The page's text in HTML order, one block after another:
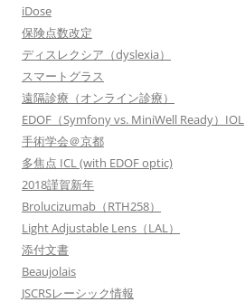
iDose
保険点数改定
ディスレクシア（dyslexia）
スマートグラス
遠隔診療（オンライン診療）
EDOF（Symfony vs. MiniWell Ready）IOL
手術学会＠京都
多焦点 ICL (with EDOF optic)
2018謹賀新年
Brolucizumab（RTH258）
Light Adjustable Lens（LAL）
添付文書
Beaujolais
JSCRSレーシック情報